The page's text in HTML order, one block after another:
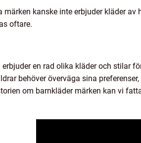
märken kanske inte erbjuder kläder
oftare.
erbjuder en rad olika kläder och stilar
behöver överväga sina
om barnkläder märken kan vi